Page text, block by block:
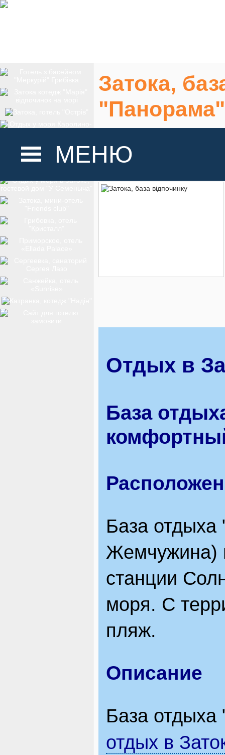
МЕНЮ
ТРАНСФЕР
Затока,
"Панорама"
На карте
Отдых в
База
База
Жемчужина)
станции
моря. С
пляж.
Описание
База отдыха
отдых в